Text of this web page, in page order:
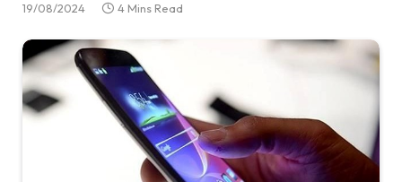
19/08/2024 4 Mins Read